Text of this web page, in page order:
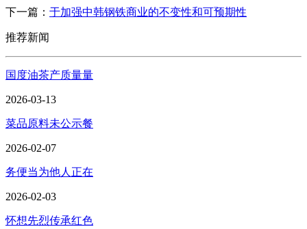
下一篇： 于加强中韩钢铁商业的不变性和可预期性
推荐新闻
国度油茶产质量量
2026-03-13
菜品原料未公示餐
2026-02-07
务便当为他人正在
2026-02-03
怀想先烈传承红色